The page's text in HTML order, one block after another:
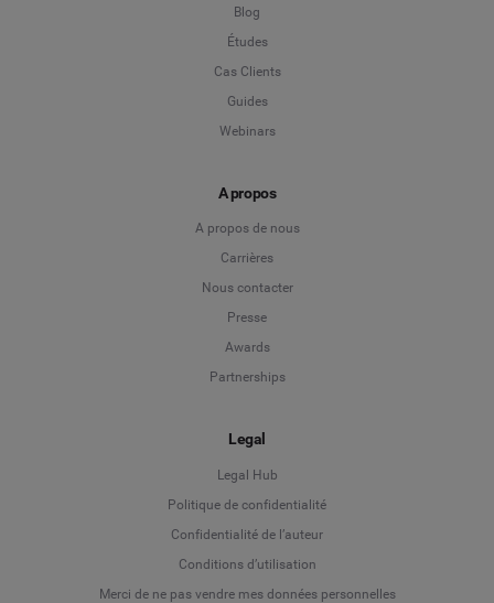
Blog
Études
Cas Clients
Guides
Webinars
A propos
A propos de nous
Carrières
Nous contacter
Presse
Awards
Partnerships
Legal
Legal Hub
Politique de confidentialité
Confidentialité de l’auteur
Conditions d’utilisation
Merci de ne pas vendre mes données personnelles
Deutsch